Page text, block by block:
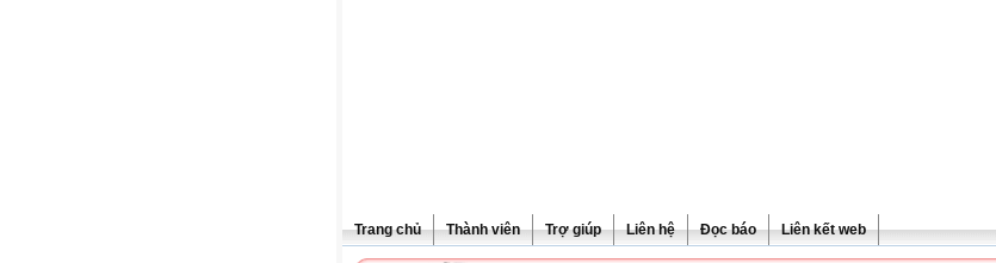
Trang chủ Thành viên Trợ giúp Liên hệ Đọc báo Liên kết web